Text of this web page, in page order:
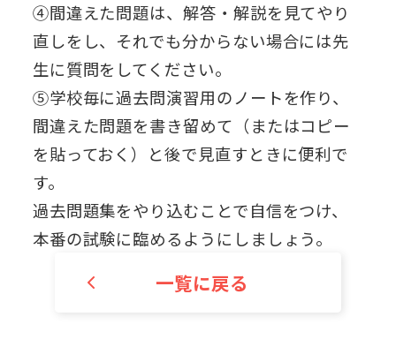
④間違えた問題は、解答・解説を見てやり
直しをし、それでも分からない場合には先
生に質問をしてください。
⑤学校毎に過去問演習用のノートを作り、
間違えた問題を書き留めて（またはコピー
を貼っておく）と後で見直すときに便利で
す。
過去問題集をやり込むことで自信をつけ、
本番の試験に臨めるようにしましょう。
一覧に戻る